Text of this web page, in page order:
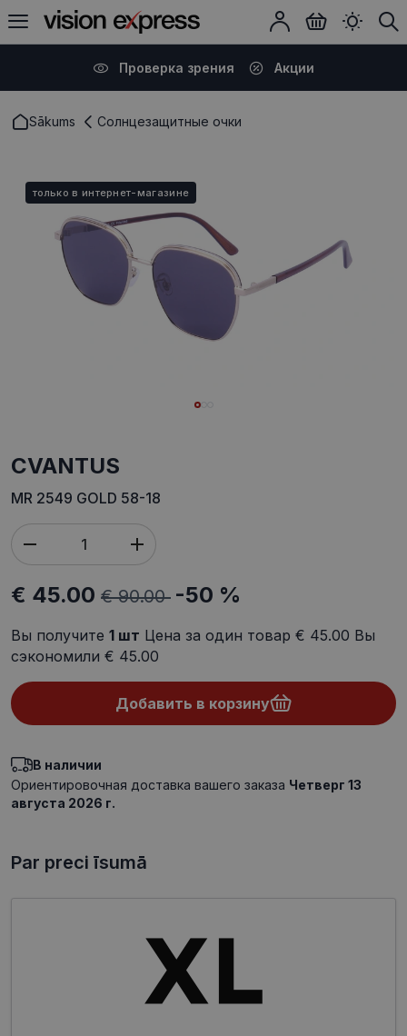
Проверка зрения Акции
Sākums Солнцезащитные очки
только в интернет-магазине
CVANTUS
MR 2549 GOLD 58-18
€ 45.00 € 90.00 -50 %
Вы получите 1 шт Цена за один товар € 45.00 Вы
сэкономили € 45.00
Добавить в корзину
В наличии
Ориентировочная доставка вашего заказа Четверг 13
августа 2026 г.
Par preci īsumā